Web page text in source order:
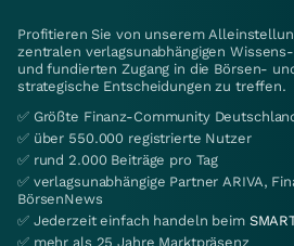
Profitieren Sie von unserem
zentralen verlagsunabhängigen
und fundierten Zugang in die Börsen-
strategische Entscheidungen zu treffen.
✅ Größte Finanz-Community
✅ über 550.000 registrierte Nutzer
✅ rund 2.000 Beiträge pro Tag
✅ verlagsunabhängige Partner ARIVA,
BörsenNews
✅ Jederzeit einfach handeln beim
✅ mehr als 25 Jahre Marktpräsenz